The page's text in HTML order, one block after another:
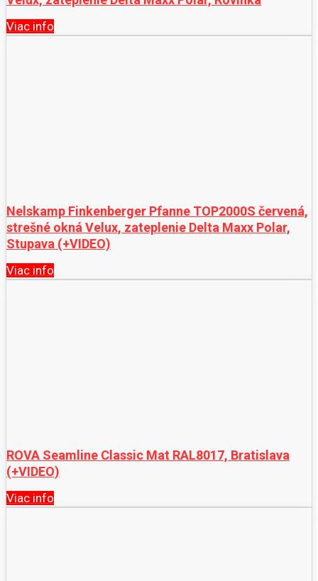
Viac info
Nelskamp Finkenberger Pfanne TOP2000S červená,
strešné okná Velux, zateplenie Delta Maxx Polar,
Stupava (+VIDEO)
Viac info
ROVA Seamline Classic Mat RAL8017, Bratislava
(+VIDEO)
Viac info